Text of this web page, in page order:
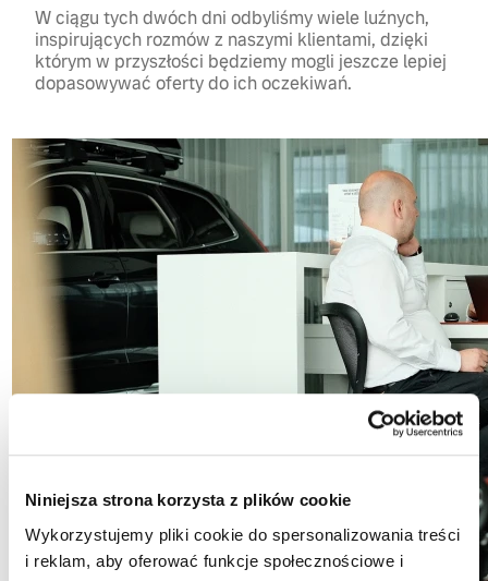
Niniejsza strona korzysta z plików cookie
Wykorzystujemy pliki cookie do spersonalizowania treści
i reklam, aby oferować funkcje społecznościowe i
W ciągu tych dwóch dni odbyliśmy wiele luźnych,
inspirujących rozmów z naszymi klientami, dzięki
którym w przyszłości będziemy mogli jeszcze lepiej
dopasowywać oferty do ich oczekiwań.